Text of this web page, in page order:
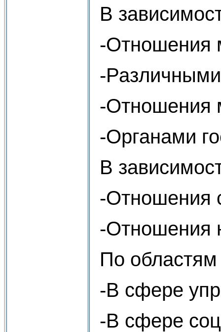
В
-Отношения
-
-Отношения
-Органами
В
-Отношения
-Отношения
По областям
-В сфере
-В сфере